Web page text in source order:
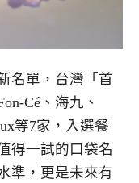
名單，台灣「首
Cé、海九、
等7家，入選餐
得一試的口袋名
準，更是未來有